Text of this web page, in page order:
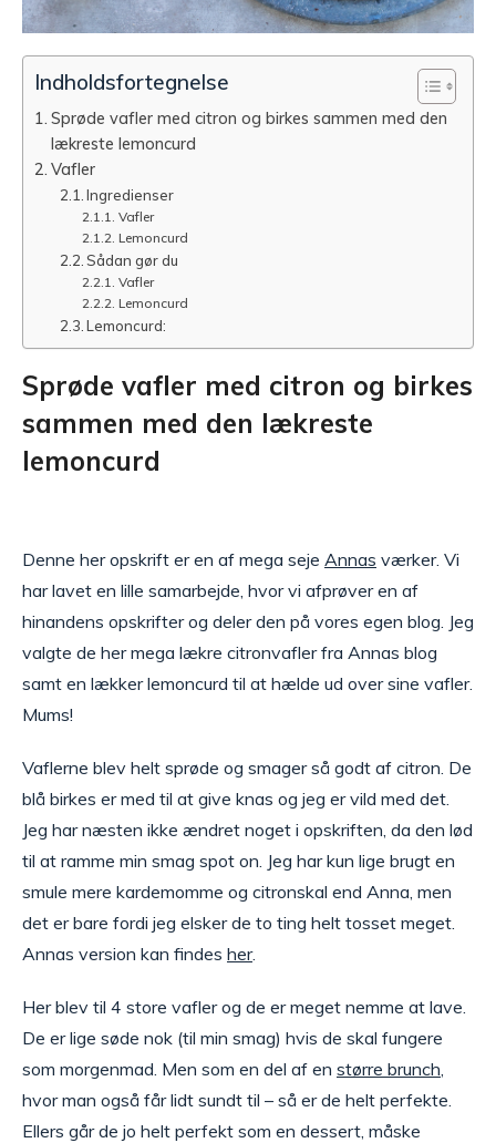
Indholdsfortegnelse
Sprøde vafler med citron og birkes sammen med den
lækreste lemoncurd
Vafler
Ingredienser
Vafler
Lemoncurd
Sådan gør du
Vafler
Lemoncurd
Lemoncurd:
Sprøde vafler med citron og birkes
sammen med den lækreste
lemoncurd
Denne her opskrift er en af mega seje Annas værker. Vi
har lavet en lille samarbejde, hvor vi afprøver en af
hinandens opskrifter og deler den på vores egen blog. Jeg
valgte de her mega lækre citronvafler fra Annas blog
samt en lækker lemoncurd til at hælde ud over sine vafler.
Mums!
Vaflerne blev helt sprøde og smager så godt af citron. De
blå birkes er med til at give knas og jeg er vild med det.
Jeg har næsten ikke ændret noget i opskriften, da den lød
til at ramme min smag spot on. Jeg har kun lige brugt en
smule mere kardemomme og citronskal end Anna, men
det er bare fordi jeg elsker de to ting helt tosset meget.
Annas version kan findes her.
Her blev til 4 store vafler og de er meget nemme at lave.
De er lige søde nok (til min smag) hvis de skal fungere
som morgenmad. Men som en del af en større brunch
hvor man også får lidt sundt til – så er de helt perfekte.
Ellers går de jo helt perfekt som en dessert, måske